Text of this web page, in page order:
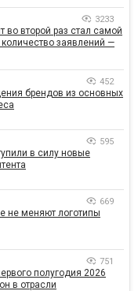
3233
второй раз стал самой
заявлений —
452
брендов из основных
595
в силу новые
669
не меняют логотипы
751
полугодия 2026
в отрасли